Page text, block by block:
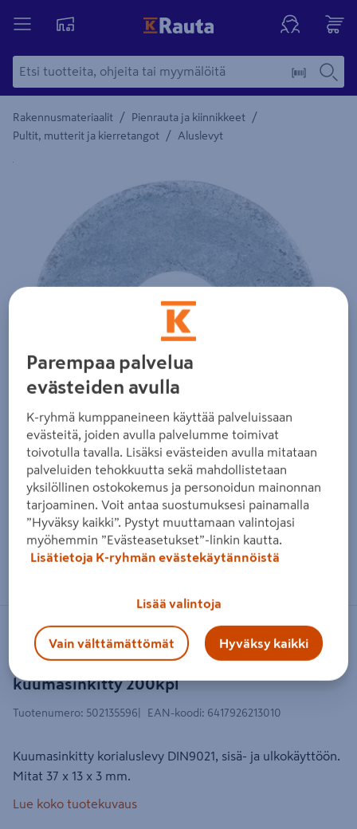
Rakennusmateriaalit / Pienrauta ja kiinnikkeet /
Pultit, mutterit ja kierretangot / Aluslevyt
Yksityiskohtainen kuvaus löytyy Tuotteen kuvaus -
Zoomaa kuvaa sormilla kosketusnäytöllä
Korialuslevy fixmaster din9021 m12
kuumasinkitty 200kpl
FIX MASTER
Tuotenumero: 502135596 EAN-koodi: 6417926213010
Kuumasinkitty korialuslevy DIN9021, sisä- ja ulkokäyttöön.
Mitat 37 x 13 x 3 mm.
Lue koko tuotekuvaus
Parempaa palvelua
evästeiden avulla
K-ryhmä kumppaneineen käyttää palveluissaan
evästeitä, joiden avulla palvelumme toimivat
toivotulla tavalla. Lisäksi evästeiden avulla mitataan
palveluiden tehokkuutta sekä mahdollistetaan
yksilöllinen ostokokemus ja personoidun mainonnan
tarjoaminen. Voit antaa suostumuksesi painamalla
”Hyväksy kaikki”. Pystyt muuttamaan valintojasi
myöhemmin ”Evästeasetukset”-linkin kautta.
Lisätietoja K-ryhmän evästekäytännöistä
Lisää valintoja
Vain välttämättömät Hyväksy kaikki